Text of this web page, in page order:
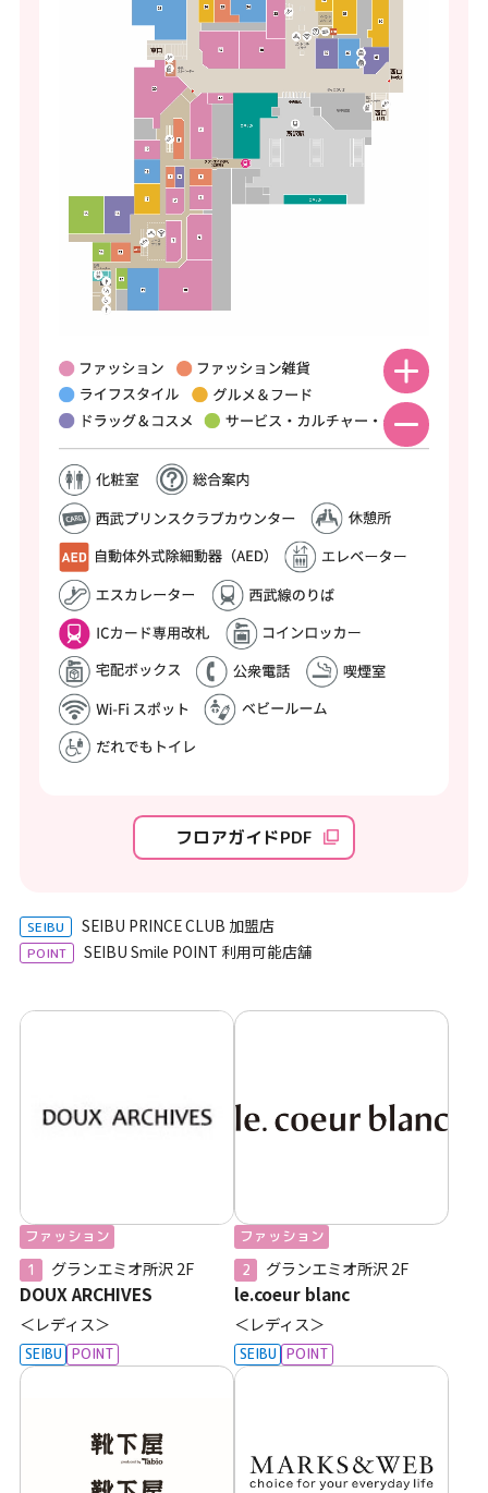
フロアガイドPDF
SEIBU SEIBU PRINCE CLUB 加盟店
POINT SEIBU Smile POINT 利用可能店舗
ファッション
1
グランエミオ所沢 2F
DOUX ARCHIVES
＜レディス＞
SEIBU POINT
ファッション
2
グランエミオ所沢 2F
le.coeur blanc
＜レディス＞
SEIBU POINT